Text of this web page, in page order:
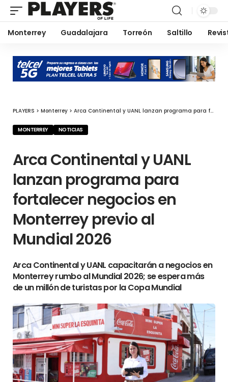
Monterrey Guadalajara Torreón Saltillo
PLAYERS > Monterrey > Arca Continental y UANL lanzan programa para fortalecer negocios en Monterrey previo al Mundial 2026
MONTERREY NOTICIAS
Arca Continental y UANL
lanzan programa para
fortalecer negocios en
Monterrey previo al
Mundial 2026
Arca Continental y UANL capacitarán a negocios en
Monterrey rumbo al Mundial 2026; se espera más
de un millón de turistas por la Copa Mundial